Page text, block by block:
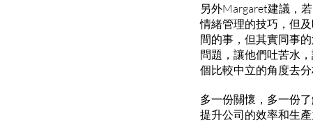
另外Margaret建議，
情緒管理的技巧，但
間的事，但其實同事
問題，讓他們吐苦水
個比較中立的角度去
多一份關懷，多一份
提升公司的效率和生產